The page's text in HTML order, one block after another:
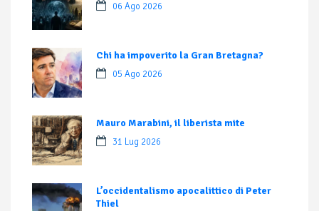
06 Ago 2026
Chi ha impoverito la Gran Bretagna?
05 Ago 2026
Mauro Marabini, il liberista mite
31 Lug 2026
L’occidentalismo apocalittico di Peter
Thiel